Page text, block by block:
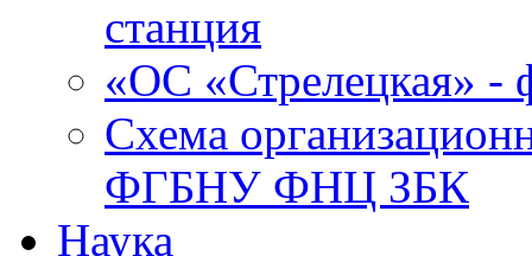
станция
«ОС «Стрелецкая»
Схема
ФГБНУ ФНЦ ЗБК
Наука